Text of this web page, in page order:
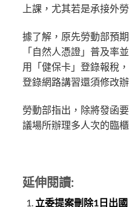
上課，尤其若是承接外
據了解，原先勞動部預
「自然人憑證」普及率
用「健保卡」登錄報稅
登錄網路講習還須修改
勞動部指出，除將發函
議場所辦理多人次的臨
延伸閱讀:
立委提案刪除1日出